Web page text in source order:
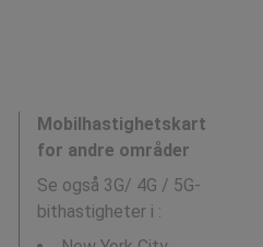
Mobilhastighetskart
for andre områder
Se også 3G/ 4G / 5G-
bithastigheter i :